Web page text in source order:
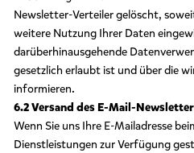
Newsletter-Verteiler gelöscht,
weitere Nutzung Ihrer Daten
darüberhinausgehende
gesetzlich erlaubt ist und über die
informieren.
6.2 Versand des E-Mail-
Wenn Sie uns Ihre E-Mailadresse
Dienstleistungen zur Verfügung